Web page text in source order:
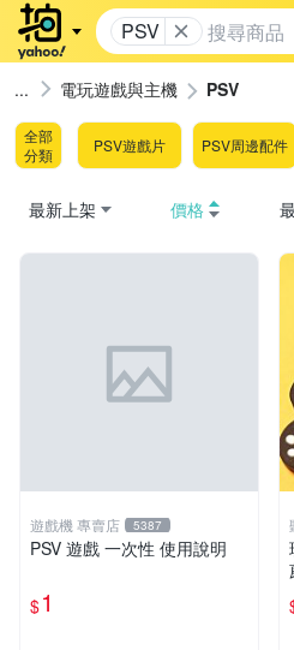
PSV
電玩遊戲與主機 PSV
全部
分類
PSV遊戲片 PSV周邊配件
最新上架 價格
遊戲機 專賣店 5387
PSV 遊戲 一次性 使用說明
$1